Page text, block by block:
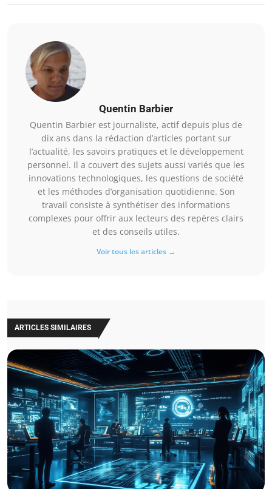
Quentin Barbier
Quentin Barbier est journaliste, actif depuis plus de
dix ans dans la rédaction d’articles portant sur
l’actualité, les savoirs pratiques et le développement
personnel. Il a couvert des sujets aussi variés que les
innovations technologiques, les questions de société
et les méthodes d’organisation quotidienne. Son
travail consiste à synthétiser des informations
complexes pour offrir aux lecteurs des repères clairs
et des conseils utiles.
Voir tous les articles →
ARTICLES SIMILAIRES